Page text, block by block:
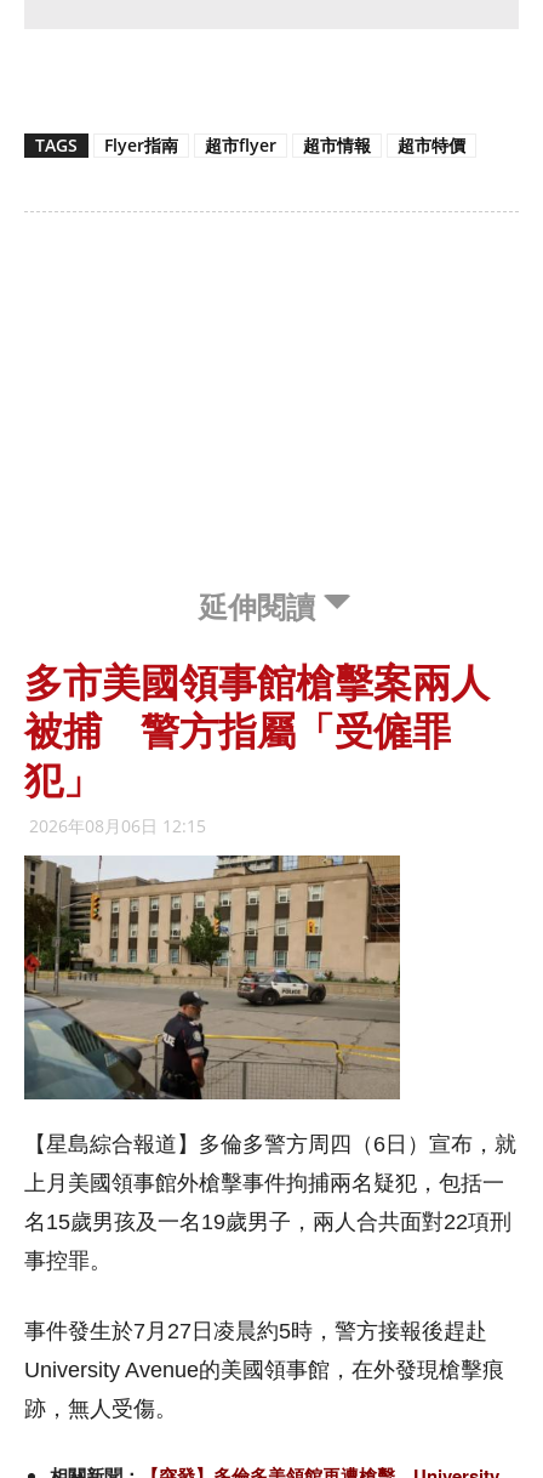
TAGS Flyer指南 超市flyer 超市情報 超市特價
延伸閱讀
多市美國領事館槍擊案兩人
被捕 警方指屬「受僱罪
犯」
2026年08月06日 12:15
【星島綜合報道】多倫多警方周四（6日）宣布，就
上月美國領事館外槍擊事件拘捕兩名疑犯，包括一
名15歲男孩及一名19歲男子，兩人合共面對22項刑
事控罪。
事件發生於7月27日凌晨約5時，警方接報後趕赴
University Avenue的美國領事館，在外發現槍擊痕
跡，無人受傷。